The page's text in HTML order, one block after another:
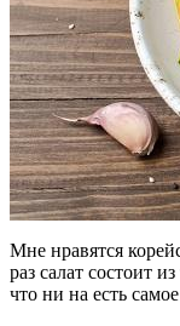
Мне нравятся
раз салат состоит
что ни на есть